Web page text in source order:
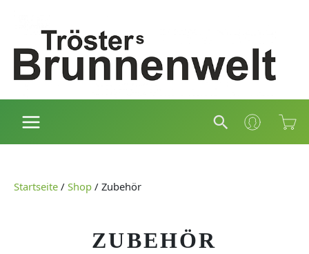
springen
Suchen
Startseite / Shop / Zubehör
ZUBEHÖR